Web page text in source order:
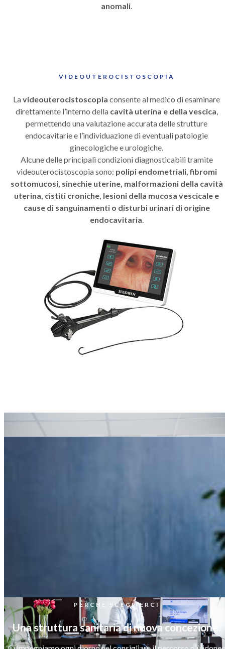
anomali
VIDEOUTEROCISTOSCOPIA
Lavideouterocistoscopia consente al medico di esaminare
direttamente l’interno della cavità uterina e della vescica
permettendo una valutazione accurata delle strutture
endocavitarie e l’individuazione di eventuali patologie
ginecologiche e urologiche.
Alcune delle principali condizioni diagnosticabili tramite
videouterocistoscopia sono: polipi endometriali, fibromi
sottomucosi, sinechie uterine, malformazioni della cavità
uterina, cistiti croniche, lesioni della mucosa vescicale e
cause di sanguinamenti o disturbi urinari di origine
endocavitaria
PERCHÈ SCEGLIERCI
Una struttura sanitaria di nuova concezione.